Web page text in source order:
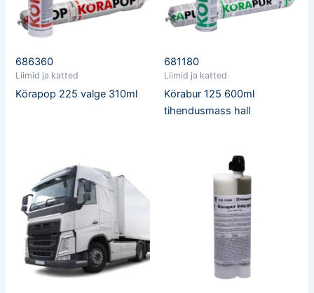
686360
Liimid ja katted
Körapop 225 valge 310ml
681180
Liimid ja katted
Körabur 125 600ml
tihendusmass hall